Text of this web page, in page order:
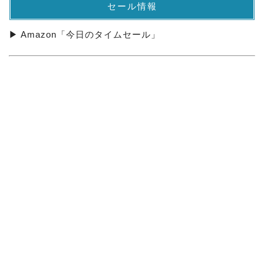
セール情報
▶ Amazon「今日のタイムセール」